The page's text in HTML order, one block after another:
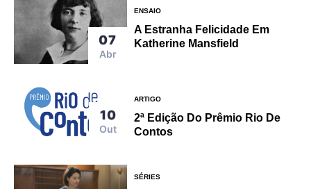
07
Abr
ENSAIO
A Estranha Felicidade Em
Katherine Mansfield
10
Out
ARTIGO
2ª Edição Do Prêmio Rio De
Contos
SÉRIES